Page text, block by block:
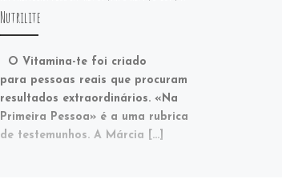
Nutrilite
O Vitamina-te foi criado
para pessoas reais que procuram
resultados extraordinários. «Na
Primeira Pessoa» é a uma rubrica
de testemunhos. A Márcia […]